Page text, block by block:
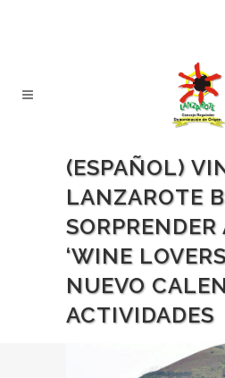
(ESPAÑOL)
LANZAROTE
SORPRENDER
‘WINE
NUEVO
ACTIVIDADES